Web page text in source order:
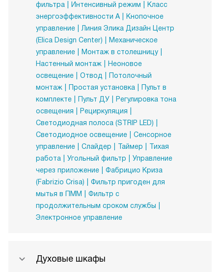
фильтра
Интенсивный режим
Класс
энергоэффективности А
Кнопочное
управление
Линия Элика Дизайн Центр
(Elica Design Center)
Механическое
управление
Монтаж в столешницу
Настенный монтаж
Неоновое
освещение
Отвод
Потолочный
монтаж
Простая установка
Пульт в
комплекте
Пульт ДУ
Регулировка тона
освещения
Рециркуляция
Светодиодная полоса (STRIP LED)
Светодиодное освещение
Сенсорное
управление
Слайдер Таймер
Тихая
работа
Угольный фильтр
Управление
через приложение
Фабрицио Криза
(Fabrizio Crisа)
Фильтр пригоден для
мытья в ПММ
Фильтр с
продолжительным сроком службы
Электронное управление
Духовые шкафы